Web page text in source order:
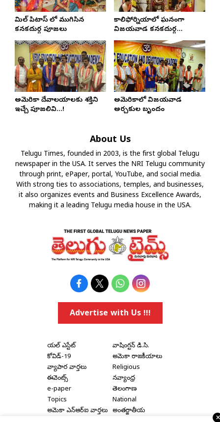
మిల్ పిటాస్ లో ముగిసిన
కనకదుర్గ పూజలు
కాలిఫోర్నియాలో ఘనంగా
విజయవాడ కనకదుర్గ
కుంకుమపూజలు
అమెరికా దేవాలయాలకు శక్తిని
ఇచ్చే పూజలివి…!
అమెరికాలో విజయవాడ
అర్చకుల బృందం
About Us
Telugu Times, founded in 2003, is the first global Telugu
newspaper in the USA. It serves the NRI Telugu community
through print, ePaper, portal, YouTube, and social media.
With strong ties to associations, temples, and businesses,
it also organizes events and Business Excellence Awards,
making it a leading Telugu media house in the USA.
Advertise with Us !!!
రియల్ ఎస్టేట్
కోవిడ్-19
వ్యాపార వార్తలు
ఈవెంట్స్
e-paper
Topics
అమెరికా ఎన్‌ఆర్‌ఐ వార్తలు
వాషింగ్టన్ డి.సి.
అమెరికా రాజకీయాలు
Religious
నవ్యాంధ్ర
తెలంగాణ
National
అంతర్జాతీయ